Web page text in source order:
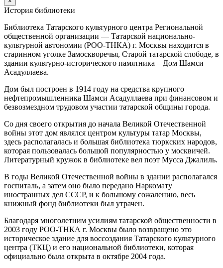
История библиотеки
Библиотека Татарского культурного центра Региональной
общественной организации — Татарской национально-
культурной автономии (РОО-ТНКА) г. Москвы находится в
старинном уголке Замоскворечья, Старой татарской слободе, в
здании культурно-исторического памятника – Дом Шамси
Асадуллаева.
Дом был построен в 1914 году на средства крупного
нефтепромышленника Шамси Асадуллаева при финансовом и
безвозмездном трудовом участии татарской общины города.
Со дня своего открытия до начала Великой Отечественной
войны этот дом являлся центром культуры татар Москвы,
здесь располагалась и большая библиотека тюркских народов,
которая пользовалась большой популярностью у москвичей.
Литературный кружок в библиотеке вел поэт Мусса Джалиль.
В годы Великой Отечественной войны в здании располагался
госпиталь, а затем оно было передано Наркомату
иностранных дел СССР, и к большому сожалению, весь
книжный фонд библиотеки был утрачен.
Благодаря многолетним усилиям татарской общественности в
2003 году РОО-ТНКА г. Москвы было возвращено это
историческое здание для воссоздания Татарского культурного
центра (ТКЦ) и его национальной библиотеки, которая
официально была открыта в октябре 2004 года.